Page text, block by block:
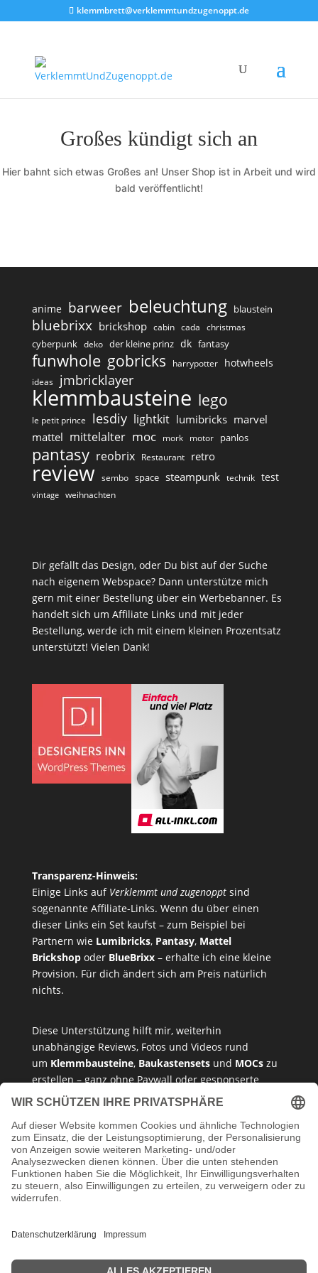
klemmbrett@verklemmtundzugenoppt.de
Großes kündigt sich an
Hier bahnt sich etwas Großes an! Unser Shop ist in Arbeit und wird
bald veröffentlicht!
anime barweer beleuchtung blaustein
bluebrixx brickshop cabin cada christmas
cyberpunk deko der kleine prinz dk fantasy
funwhole gobricks harrypotter hotwheels
ideas jmbricklayer
klemmbausteine lego
le petit prince lesdiy lightkit lumibricks marvel
mattel mittelalter moc mork motor panlos
pantasy reobrix Restaurant retro
review sembo space steampunk technik test
vintage weihnachten
Dir gefällt das Design, oder Du bist auf der Suche
nach eigenem Webspace? Dann unterstütze mich
gern mit einer Bestellung über ein Werbebanner. Es
handelt sich um Affiliate Links und mit jeder
Bestellung, werde ich mit einem kleinen Prozentsatz
unterstützt! Vielen Dank!
Transparenz-Hinweis:
Einige Links auf Verklemmt und zugenopptsind
sogenannte Affiliate-Links. Wenn du über einen
dieser Links ein Set kaufst – zum Beispiel bei
Partnern wie Lumibricks, Pantasy, Mattel
Brickshopoder BlueBrixx– erhalte ich eine kleine
Provision. Für dich ändert sich am Preis natürlich
nichts.
Diese Unterstützung hilft mir, weiterhin
unabhängige Reviews, Fotos und Videos rund
um Klemmbausteine, Baukastensetsund MOCszu
erstellen – ganz ohne Paywall oder gesponserte
Meinung. Ich empfehle nur Produkte, die ich selbst
vertreten kann.
Danke, dass du mein Klemmbaustein-Herz unterstützt!